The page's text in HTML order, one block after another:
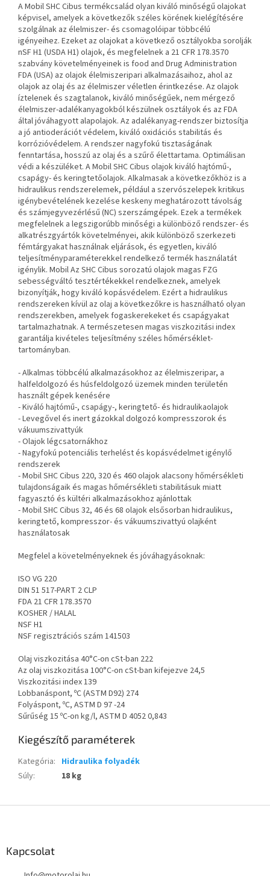
A Mobil SHC Cibus termékcsalád olyan kiváló minőségű olajokat
képvisel, amelyek a következők széles körének kielégítésére
szolgálnak az élelmiszer- és csomagolóipar többcélú
igényeihez. Ezeket az olajokat a következő osztályokba sorolják
nSF H1 (USDA H1) olajok, és megfelelnek a 21 CFR 178.3570
szabvány követelményeinek is food and Drug Administration
FDA (USA) az olajok élelmiszeripari alkalmazásaihoz, ahol az
olajok az olaj és az élelmiszer véletlen érintkezése. Az olajok
íztelenek és szagtalanok, kiváló minőségűek, nem mérgező
élelmiszer-adalékanyagokból készülnekosztályok és az FDA
által jóváhagyott alapolajok. Az adalékanyag-rendszer biztosítja
a jó antioderációtvédelem, kiváló oxidációs stabilitás és
korrózióvédelem. A rendszer nagyfokú tisztaságának
fenntartása, hosszú az olaj és a szűrő élettartama. Optimálisan
védi a készüléket. A Mobil SHC Cibus olajok kiváló hajtómű-,
csapágy- és keringtetőolajok. Alkalmasak a következőkhöz is a
hidraulikus rendszerelemek, például a szervószelepek kritikus
igénybevételének kezelése keskenymeghatározott távolság
és számjegyvezérlésű (NC) szerszámgépek. Ezek a termékek
megfelelnek a legszigorúbb minőségi a különböző rendszer- és
alkatrészgyártók követelményei, akik különböző szerkezeti
fémtárgyakat használnakeljárások, és egyetlen, kiváló
teljesítményparaméterekkel rendelkező termék használatát
igénylik. Mobil Az SHC Cibus sorozatú olajok magas FZG
sebességváltó tesztértékekkel rendelkeznek, amelyek
bizonyítják, hogykiváló kopásvédelem. Ezért a hidraulikus
rendszereken kívül az olaj a következőkre is használható olyan
rendszerekben, amelyek fogaskerekeket és csapágyakat
tartalmazhatnak. A természetesen magas viszkozitási index
garantálja kivételes teljesítmény széles hőmérséklet-
tartományban.
- Alkalmas többcélú alkalmazásokhoz az élelmiszeripar, a
halfeldolgozó és húsfeldolgozó üzemek minden területén
használt gépek kenésére
- Kiváló hajtómű-, csapágy-, keringtető- és hidraulikaolajok
- Levegővel és inert gázokkal dolgozó kompresszorok és
vákuumszivattyúk
- Olajok légcsatornákhoz
- Nagyfokú potenciális terhelést és kopásvédelmet igénylő
rendszerek
- Mobil SHC Cibus 220, 320 és 460 olajok alacsony hőmérsékleti
tulajdonságaik és magas hőmérsékleti stabilitásuk miatt
fagyasztó és kültéri alkalmazásokhoz ajánlottak
- Mobil SHC Cibus 32, 46 és 68 olajok elsősorban hidraulikus,
keringtető, kompresszor- és vákuumszivattyú olajként
használatosak
Megfelel a követelményeknek és jóváhagyásoknak:
ISO VG 220
DIN 51 517-PART 2 CLP
FDA 21 CFR 178.3570
KOSHER / HALAL
NSF H1
NSF regisztrációs szám 141503
Olaj viszkozitása 40°C-on cSt-ban 222
Az olaj viszkozitása 100°C-on cSt-ban kifejezve 24,5
Viszkozitási index 139
Lobbanáspont, ºC (ASTM D92) 274
Folyáspont, ºC, ASTM D 97 -24
Sűrűség 15 ºC-on kg/l, ASTM D 4052 0,843
Kiegészítő paraméterek
Kategória: Hidraulika folyadék
Súly: 18 kg
Kapcsolat